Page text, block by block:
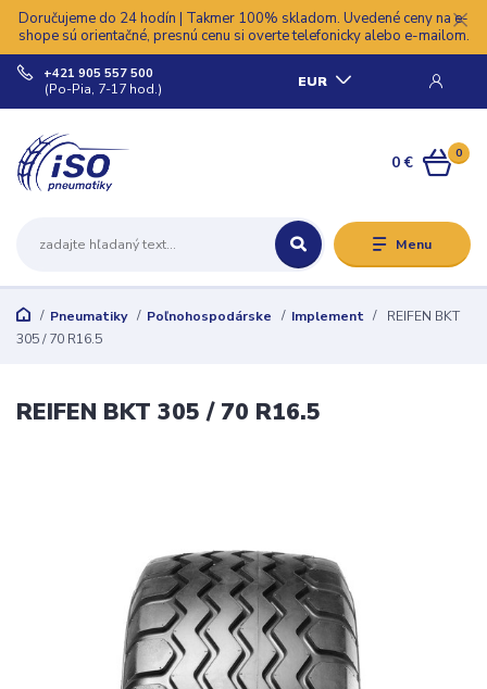
Doručujeme do 24 hodín | Takmer 100% skladom. Uvedené ceny na e-
shope sú orientačné, presnú cenu si overte telefonicky alebo e-mailom.
Menu
EUR
+421 905 557 500
(Po-Pia, 7-17 hod.)
0
0 €
Pneumatiky Poľnohospodárske Implement
REIFEN BKT
305 / 70 R16.5
REIFEN BKT 305 / 70 R16.5